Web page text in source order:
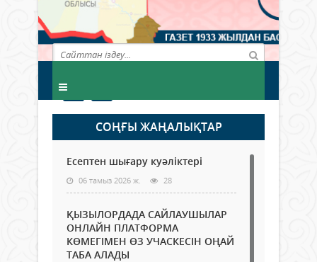
СОҢҒЫ ЖАҢАЛЫҚТАР
Есептен шығару куәліктері
06 тамыз 2026 ж. 28
ҚЫЗЫЛОРДАДА САЙЛАУШЫЛАР
ОНЛАЙН ПЛАТФОРМА
КӨМЕГІМЕН ӨЗ УЧАСКЕСІН ОҢАЙ
ТАБА АЛАДЫ